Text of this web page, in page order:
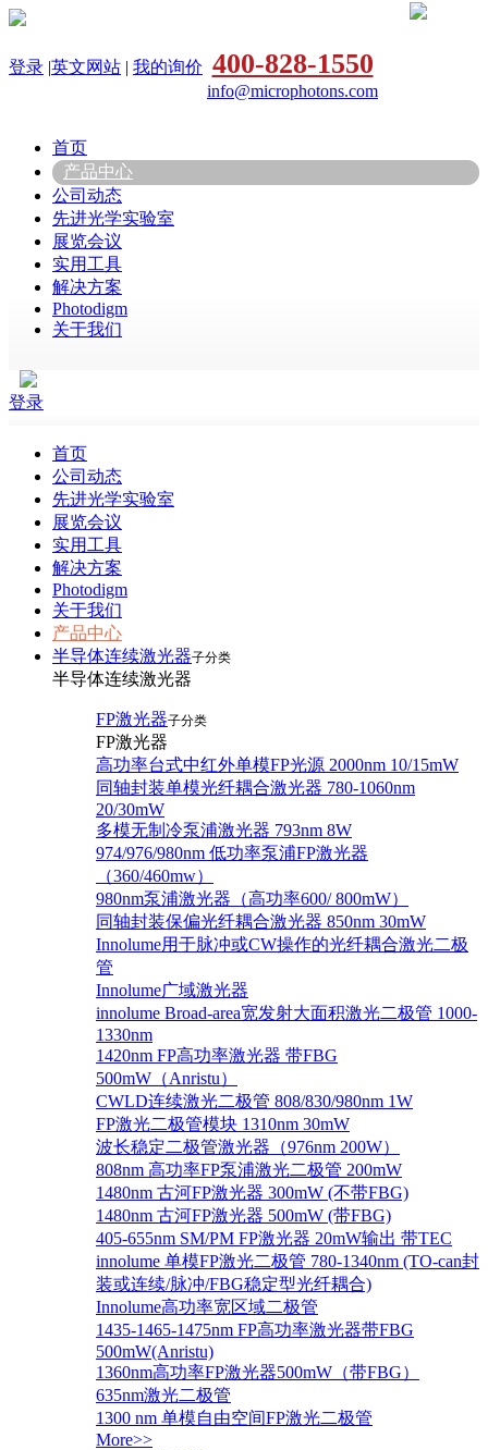
登录 |英文网站 | 我的询价 400-828-1550
info@microphotons.com
首页
产品中心
公司动态
先进光学实验室
展览会议
实用工具
解决方案
Photodigm
关于我们
登录
首页
公司动态
先进光学实验室
展览会议
实用工具
解决方案
Photodigm
关于我们
产品中心
半导体连续激光器子分类
半导体连续激光器
FP激光器子分类
FP激光器
高功率台式中红外单模FP光源 2000nm 10/15mW
同轴封装单模光纤耦合激光器 780-1060nm
20/30mW
多模无制冷泵浦激光器 793nm 8W
974/976/980nm 低功率泵浦FP激光器
（360/460mw）
980nm泵浦激光器（高功率600/ 800mW）
同轴封装保偏光纤耦合激光器 850nm 30mW
Innolume用于脉冲或CW操作的光纤耦合激光二极
管
Innolume广域激光器
innolume Broad-area宽发射大面积激光二极管 1000-
1330nm
1420nm FP高功率激光器 带FBG
500mW（Anristu）
CWLD连续激光二极管 808/830/980nm 1W
FP激光二极管模块 1310nm 30mW
波长稳定二极管激光器（976nm 200W）
808nm 高功率FP泵浦激光二极管 200mW
1480nm 古河FP激光器 300mW (不带FBG)
1480nm 古河FP激光器 500mW (带FBG)
405-655nm SM/PM FP激光器 20mW输出 带TEC
innolume 单模FP激光二极管 780-1340nm (TO-can封
装或连续/脉冲/FBG稳定型光纤耦合)
Innolume高功率宽区域二极管
1435-1465-1475nm FP高功率激光器带FBG
500mW(Anristu)
1360nm高功率FP激光器500mW（带FBG）
635nm激光二极管
1300 nm 单模自由空间FP激光二极管
More>>